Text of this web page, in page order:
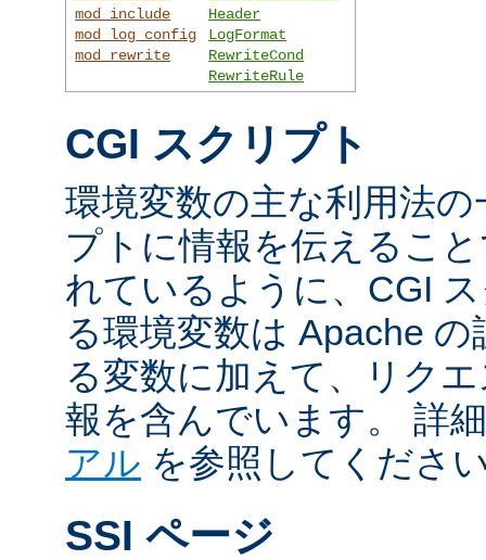
mod_include
mod_log_config
mod_rewrite
Header
LogFormat
RewriteCond
RewriteRule
CGI スクリプト
環境変数の主な利用法
プトに情報を伝えるこ
れているように、CGI
る環境変数は Apache
る変数に加えて、リク
報を含んでいます。 詳
アル を参照してくださ
SSI ページ